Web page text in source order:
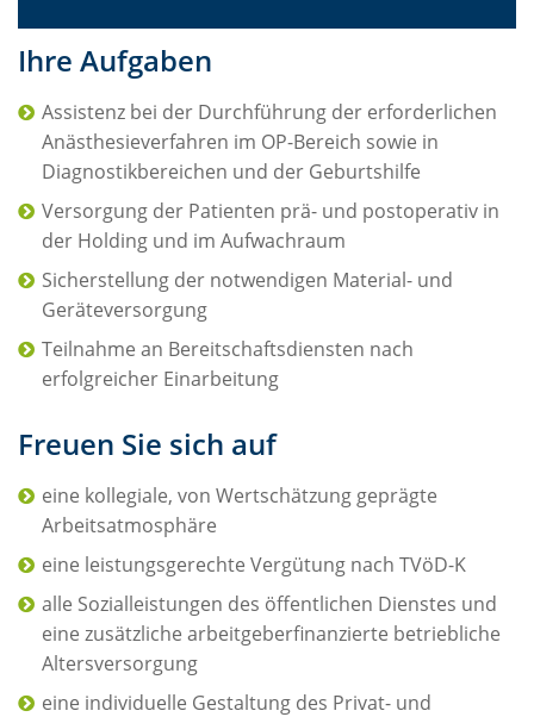
Ihre Aufgaben
Assistenz bei der Durchführung der erforderlichen
Anästhesieverfahren im OP-Bereich sowie in
Diagnostikbereichen und der Geburtshilfe
Versorgung der Patienten prä- und postoperativ in
der Holding und im Aufwachraum
Sicherstellung der notwendigen Material- und
Geräteversorgung
Teilnahme an Bereitschaftsdiensten nach
erfolgreicher Einarbeitung
Freuen Sie sich auf
eine kollegiale, von Wertschätzung geprägte
Arbeitsatmosphäre
eine leistungsgerechte Vergütung nach TVöD-K
alle Sozialleistungen des öffentlichen Dienstes und
eine zusätzliche arbeitgeberfinanzierte betriebliche
Altersversorgung
eine individuelle Gestaltung des Privat- und